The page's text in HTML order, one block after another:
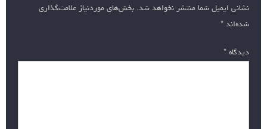
نشانی ایمیل شما منتشر نخواهد شد. بخش‌های موردنیاز علامت‌گذاری
شده‌اند *
دیدگاه *